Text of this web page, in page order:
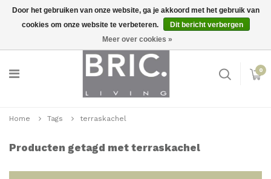
Inloggen
0
Home Tags terraskachel
Producten getagd met terraskachel
Door het gebruiken van onze website, ga je akkoord met het gebruik van
cookies om onze website te verbeteren.
Dit bericht verbergen
Meer over cookies »